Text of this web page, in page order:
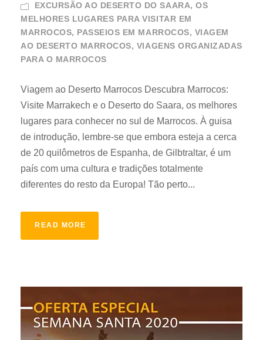
EXCURSÃO AO DESERTO DO SAARA, OS
MELHORES LUGARES PARA VISITAR EM
MARROCOS, PASSEIOS EM MARROCOS, VIAGEM
AO DESERTO MARROCOS, VIAGENS ORGANIZADAS
PARA O MARROCOS
Viagem ao Deserto Marrocos Descubra Marrocos:
Visite Marrakech e o Deserto do Saara, os melhores
lugares para conhecer no sul de Marrocos. À guisa
de introdução, lembre-se que embora esteja a cerca
de 20 quilômetros de Espanha, de Gilbtraltar, é um
país com uma cultura e tradições totalmente
diferentes do resto da Europa! Tão perto...
READ MORE